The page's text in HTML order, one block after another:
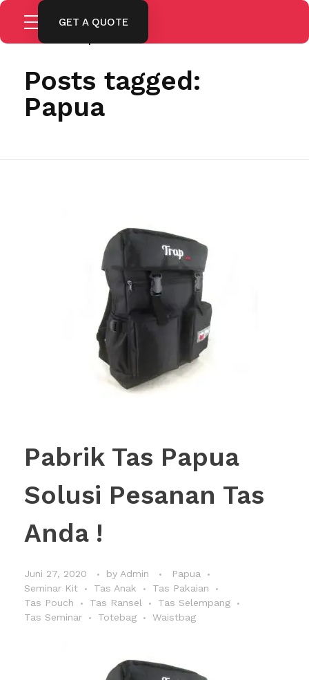
GET A QUOTE
Home
Posts tagged:
Papua
Pabrik Tas Papua
Solusi Pesanan Tas
Anda !
Juni 27, 2020 by Admin
Papua
Seminar Kit
Tas Anak
Tas Pakaian
Tas Pouch
Tas Ransel
Tas Selempang
Tas Seminar
Totebag Waistbag